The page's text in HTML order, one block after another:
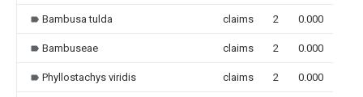
Bambusa tulda claims 2 0.000
Bambuseae claims 2 0.000
Phyllostachys viridis claims 2 0.000